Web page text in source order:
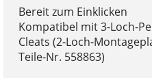
Bereit zum Einklicken
Kompatibel mit 3-Loch-
Cleats (2-Loch-
Teile-Nr. 558863)